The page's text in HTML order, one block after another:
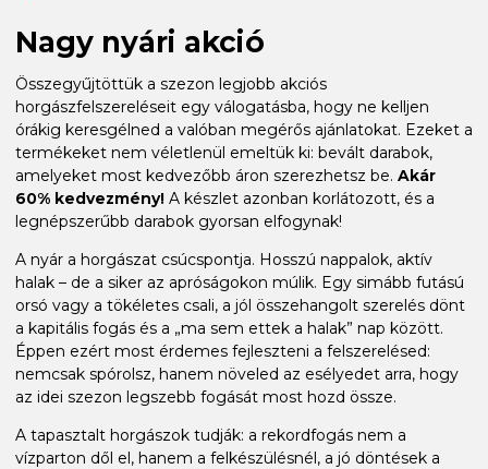
Nagy nyári akció
Összegyűjtöttük a szezon legjobb akciós
horgászfelszereléseit egy válogatásba, hogy ne kelljen
órákig keresgélned a valóban megérős ajánlatokat. Ezeket a
termékeket nem véletlenül emeltük ki: bevált darabok,
amelyeket most kedvezőbb áron szerezhetsz be. Akár
60% kedvezmény! A készlet azonban korlátozott, és a
legnépszerűbb darabok gyorsan elfogynak!
A nyár a horgászat csúcspontja. Hosszú nappalok, aktív
halak – de a siker az apróságokon múlik. Egy simább futású
orsó vagy a tökéletes csali, a jól összehangolt szerelés dönt
a kapitális fogás és a „ma sem ettek a halak” nap között.
Éppen ezért most érdemes fejleszteni a felszerelésed:
nemcsak spórolsz, hanem növeled az esélyedet arra, hogy
az idei szezon legszebb fogását most hozd össze.
A tapasztalt horgászok tudják: a rekordfogás nem a
vízparton dől el, hanem a felkészülésnél, a jó döntések a